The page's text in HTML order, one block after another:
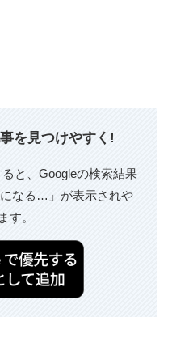
を見つけやすく!
と、Googleの検索結果
なる…」が表示されや
す。